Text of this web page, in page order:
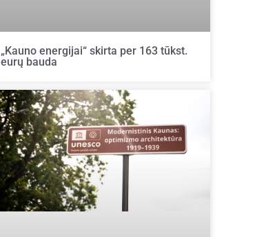
„Kauno energijai“ skirta per 163 tūkst.
eurų bauda